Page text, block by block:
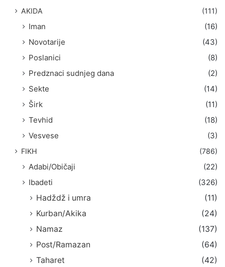
AKIDA
(111)
Iman
(16)
Novotarije
(43)
Poslanici
(8)
Predznaci sudnjeg dana
(2)
Sekte
(14)
Širk
(11)
Tevhid
(18)
Vesvese
(3)
FIKH (786)
Adabi/Običaji
(22)
Ibadeti
(326)
Hadždž i umra
(11)
Kurban/Akika
(24)
Namaz
(137)
Post/Ramazan
(64)
Taharet
(42)